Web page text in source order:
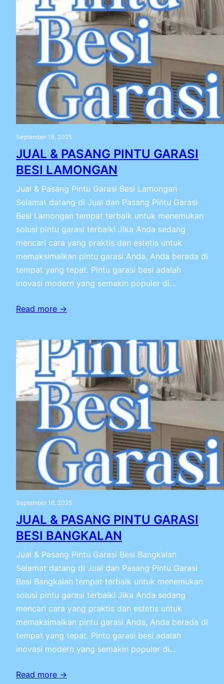
September 16, 2025
JUAL & PASANG PINTU GARASI
BESI LAMONGAN
Jual & Pasang Pintu Garasi Besi Lamongan
Selamat datang di Jual dan Pasang Pintu Garasi
Besi Lamongan tempat terbaik untuk menemukan
solusi pintu garasi terbaik! Jika Anda sedang
mencari cara yang praktis dan estetis untuk
memaksimalkan pintu garasi Anda, Anda berada di
tempat yang tepat. Pintu garasi besi adalah
inovasi modern yang semakin populer di…
Read more →
September 16, 2025
JUAL & PASANG PINTU GARASI
BESI BANGKALAN
Jual & Pasang Pintu Garasi Besi Bangkalan
Selamat datang di Jual dan Pasang Pintu Garasi
Besi Bangkalan tempat terbaik untuk menemukan
solusi pintu garasi terbaik! Jika Anda sedang
mencari cara yang praktis dan estetis untuk
memaksimalkan pintu garasi Anda, Anda berada di
tempat yang tepat. Pintu garasi besi adalah
inovasi modern yang semakin populer di…
Read more →